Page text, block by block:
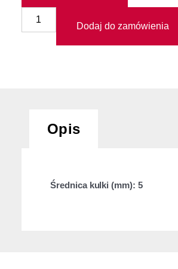
Dodaj do zamówienia
Opis
Średnica kulki (mm): 5